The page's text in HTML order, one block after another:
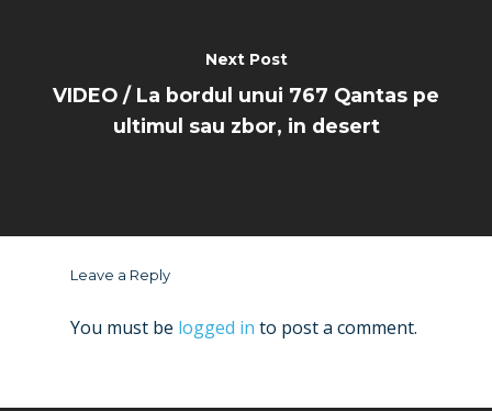
Next Post
VIDEO / La bordul unui 767 Qantas pe
ultimul sau zbor, in desert
Leave a Reply
You must be logged in to post a comment.